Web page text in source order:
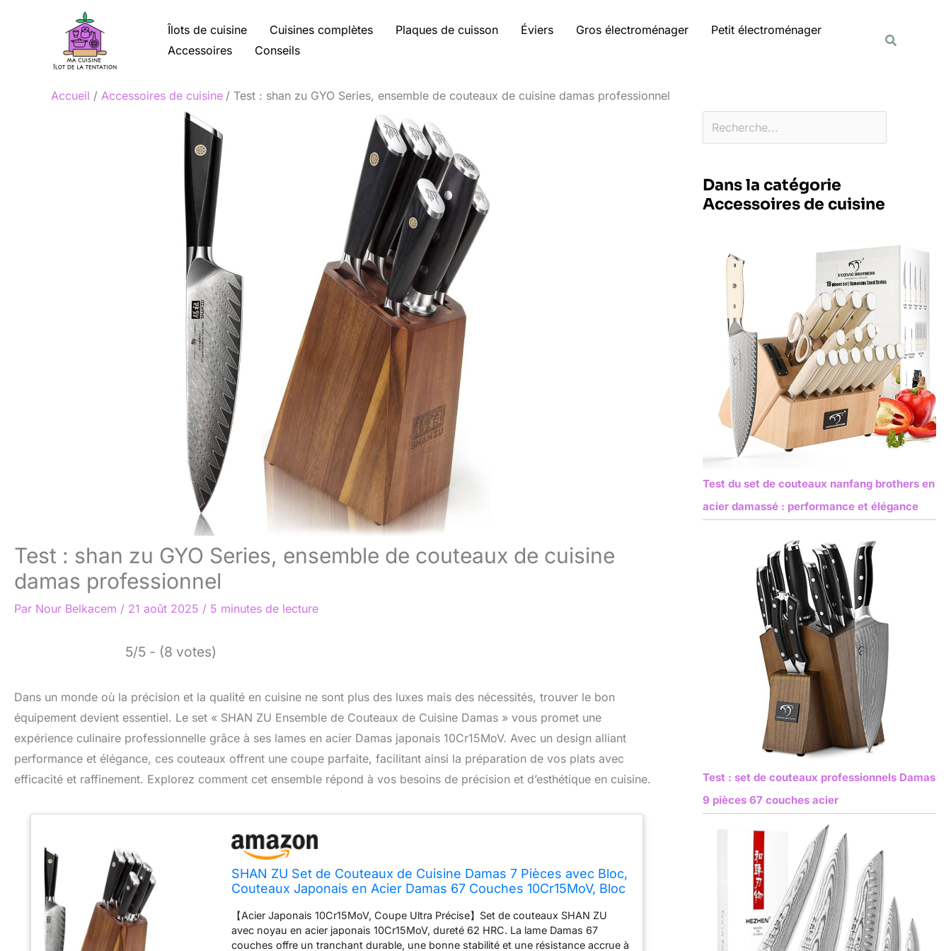
Îlots de cuisine Cuisines complètes Plaques de cuisson Éviers Gros électroménager
Petit électroménager
Accessoires
Conseils
Accueil Accessoires de cuisine Test : shan zu GYO Series, ensemble de couteaux de cuisine damas professionnel
Test : shan zu GYO Series, ensemble de couteaux de cuisine
damas professionnel
Par Nour Belkacem / 21 août 2025 / 5 minutes de lecture
5/5 - (8 votes)
Dans un monde où la précision et la qualité en cuisine ne sont plus des luxes mais des nécessités, trouver le bon
équipement devient essentiel. Le set « SHAN ZU Ensemble de Couteaux de Cuisine Damas » vous promet une
expérience culinaire professionnelle grâce à ses lames en acier Damas japonais 10Cr15MoV. Avec un design alliant
performance et élégance, ces couteaux offrent une coupe parfaite, facilitant ainsi la préparation de vos plats avec
efficacité et raffinement. Explorez comment cet ensemble répond à vos besoins de précision et d’esthétique en cuisine.
SHAN ZU Set de Couteaux de Cuisine Damas 7 Pièces avec Bloc,
Couteaux Japonais en Acier Damas 67 Couches 10Cr15MoV, Bloc
【Acier Japonais 10Cr15MoV, Coupe Ultra Précise】Set de couteaux SHAN ZU
avec noyau en acier japonais 10Cr15MoV, dureté 62 HRC. La lame Damas 67
couches offre un tranchant durable, une bonne stabilité et une résistance accrue à
Dans la catégorie
Accessoires de cuisine
Test du set de couteaux nanfang brothers en
acier damassé : performance et élégance
Test : set de couteaux professionnels Damas
9 pièces 67 couches acier